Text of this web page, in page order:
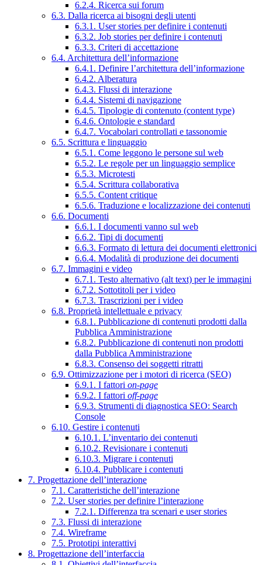
6.2.4. Ricerca sui forum
6.3. Dalla ricerca ai bisogni degli utenti
6.3.1. User stories per definire i contenuti
6.3.2. Job stories per definire i contenuti
6.3.3. Criteri di accettazione
6.4. Architettura dell’informazione
6.4.1. Definire l’architettura dell’informazione
6.4.2. Alberatura
6.4.3. Flussi di interazione
6.4.4. Sistemi di navigazione
6.4.5. Tipologie di contenuto (content type)
6.4.6. Ontologie e standard
6.4.7. Vocabolari controllati e tassonomie
6.5. Scrittura e linguaggio
6.5.1. Come leggono le persone sul web
6.5.2. Le regole per un linguaggio semplice
6.5.3. Microtesti
6.5.4. Scrittura collaborativa
6.5.5. Content critique
6.5.6. Traduzione e localizzazione dei contenuti
6.6. Documenti
6.6.1. I documenti vanno sul web
6.6.2. Tipi di documenti
6.6.3. Formato di lettura dei documenti elettronici
6.6.4. Modalità di produzione dei documenti
6.7. Immagini e video
6.7.1. Testo alternativo (alt text) per le immagini
6.7.2. Sottotitoli per i video
6.7.3. Trascrizioni per i video
6.8. Proprietà intellettuale e privacy
6.8.1. Pubblicazione di contenuti prodotti dalla
Pubblica Amministrazione
6.8.2. Pubblicazione di contenuti non prodotti
dalla Pubblica Amministrazione
6.8.3. Consenso dei soggetti ritratti
6.9. Ottimizzazione per i motori di ricerca (SEO)
6.9.1. I fattori on-page
6.9.2. I fattori off-page
6.9.3. Strumenti di diagnostica SEO: Search
Console
6.10. Gestire i contenuti
6.10.1. L’inventario dei contenuti
6.10.2. Revisionare i contenuti
6.10.3. Migrare i contenuti
6.10.4. Pubblicare i contenuti
7. Progettazione dell’interazione
7.1. Caratteristiche dell’interazione
7.2. User stories per definire l’interazione
7.2.1. Differenza tra scenari e user stories
7.3. Flussi di interazione
7.4. Wireframe
7.5. Prototipi interattivi
8. Progettazione dell’interfaccia